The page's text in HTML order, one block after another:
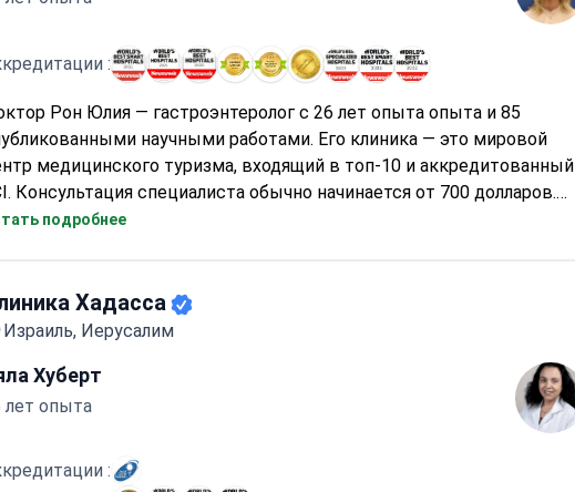
:
Рон Юлия — гастроэнтеролог с 26 лет опыта опыта и 85
научными работами. Его клиника — это мировой
медицинского туризма, входящий в топ-10 и аккредитованный
Консультация специалиста обычно начинается от 700 долларов.
может стоить 1200–1400 долларов. Комплексная
подробнее
Хадасса
Израиль, Иерусалим
Хуберт
лет опыта
: